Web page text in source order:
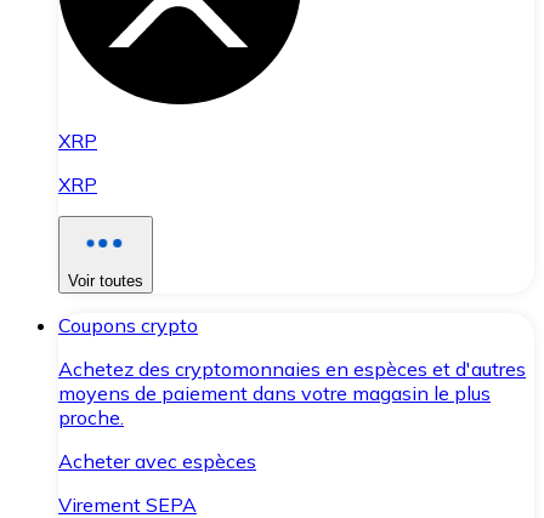
XRP
XRP
Voir toutes
Coupons crypto
Achetez des cryptomonnaies en espèces et d'autres
moyens de paiement dans votre magasin le plus
proche.
Acheter avec espèces
Virement SEPA